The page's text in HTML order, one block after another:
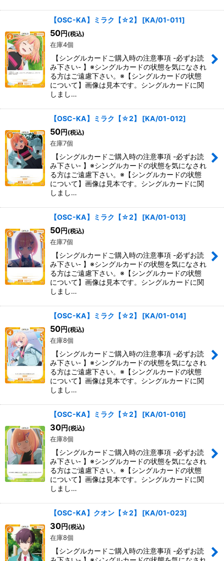
【OSC-KA】ミラク【☆2】 [KA/01-011]
50円 (税込)
在庫4個
【シングルカードご購入時の注意事項 -必ずお読
み下さい- 】※シングルカードの状態を気になされ
る方はご遠慮下さい。※【シングルカードの状態
について】画像は見本です。シングルカードに関
しまし…
【OSC-KA】ミラク【☆2】 [KA/01-012]
50円 (税込)
在庫7個
【シングルカードご購入時の注意事項 -必ずお読
み下さい- 】※シングルカードの状態を気になされ
る方はご遠慮下さい。※【シングルカードの状態
について】画像は見本です。シングルカードに関
しまし…
【OSC-KA】ミラク【☆2】 [KA/01-013]
50円 (税込)
在庫7個
【シングルカードご購入時の注意事項 -必ずお読
み下さい- 】※シングルカードの状態を気になされ
る方はご遠慮下さい。※【シングルカードの状態
について】画像は見本です。シングルカードに関
しまし…
【OSC-KA】ミラク【☆2】 [KA/01-014]
50円 (税込)
在庫8個
【シングルカードご購入時の注意事項 -必ずお読
み下さい- 】※シングルカードの状態を気になされ
る方はご遠慮下さい。※【シングルカードの状態
について】画像は見本です。シングルカードに関
しまし…
【OSC-KA】ミラク【☆2】 [KA/01-016]
30円 (税込)
在庫8個
【シングルカードご購入時の注意事項 -必ずお読
み下さい- 】※シングルカードの状態を気になされ
る方はご遠慮下さい。※【シングルカードの状態
について】画像は見本です。シングルカードに関
しまし…
【OSC-KA】クオン【☆2】 [KA/01-023]
30円 (税込)
在庫8個
【シングルカードご購入時の注意事項 -必ずお読